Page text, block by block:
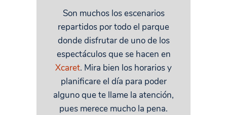
Son muchos los escenarios
repartidos por todo el parque
donde disfrutar de uno de los
espectáculos que se hacen en
Xcaret. Mira bien los horarios y
planificare el día para poder
alguno que te llame la atención,
pues merece mucho la pena.